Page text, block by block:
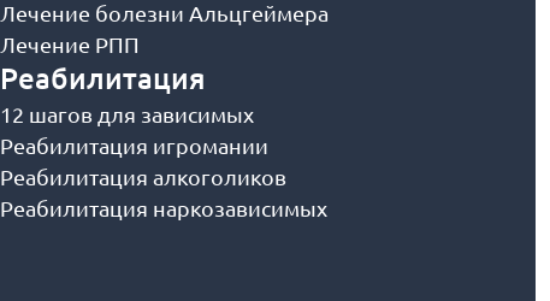
Лечение болезни Альцгеймера
Лечение РПП
Реабилитация
12 шагов для зависимых
Реабилитация игромании
Реабилитация алкоголиков
Реабилитация наркозависимых